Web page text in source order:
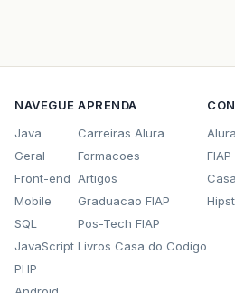
NAVEGUE
Java
Geral
Front-end
Mobile
SQL
JavaScript
PHP
APRENDA
Carreiras Alura
Formacoes
Artigos
Graduacao FIAP
Pos-Tech FIAP
Livros Casa do Codigo
Alura
FIAP